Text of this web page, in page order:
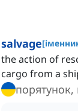
salvage[
the action of
cargo from a
порятунок,